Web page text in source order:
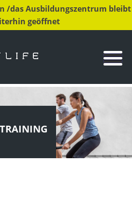
/das Ausbildungszentrum bleibt
geöffnet